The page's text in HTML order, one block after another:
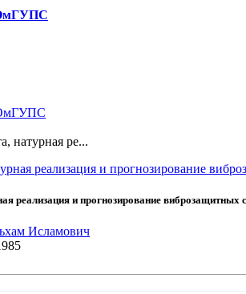
натурная ре...
реализация и прогнозирование
реализация и прогнозирование
Исламович